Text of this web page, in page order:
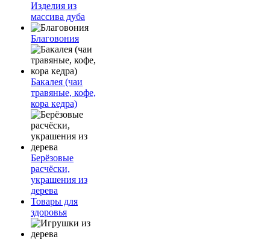
Изделия из
массива дуба
Благовония
Бакалея (чаи
травяные, кофе,
кора кедра)
Берёзовые
расчёски,
украшения из
дерева
Товары для
здоровья